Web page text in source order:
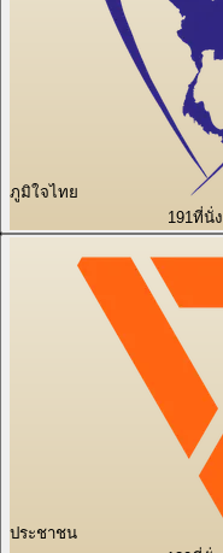
ภูมิใจไทย
191ที่นั่ง
ประชาชน